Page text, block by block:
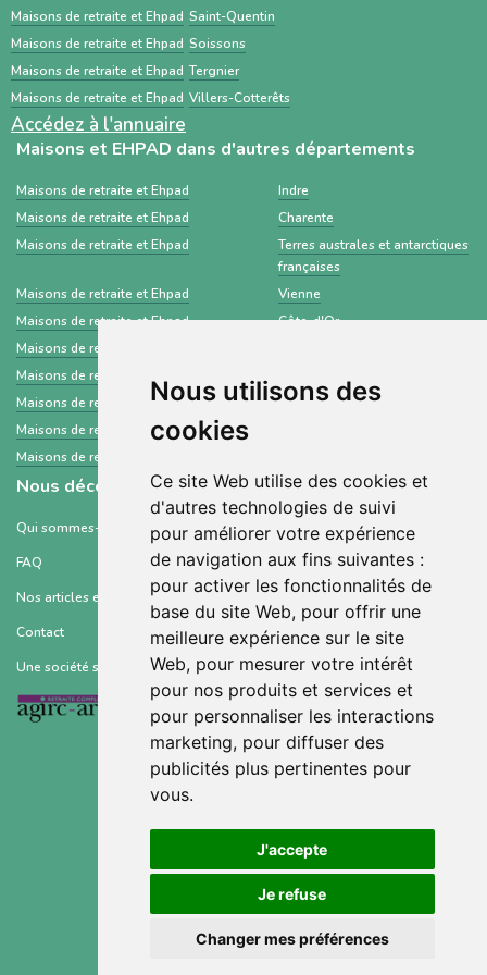
Nous utilisons des
cookies
Ce site Web utilise des cookies et
d'autres technologies de suivi
pour améliorer votre expérience
de navigation aux fins suivantes :
pour activer les fonctionnalités de
base du site Web, pour offrir une
meilleure expérience sur le site
Web, pour mesurer votre intérêt
pour nos produits et services et
pour personnaliser les interactions
marketing, pour diffuser des
publicités plus pertinentes pour
vous.
J'accepte
Je refuse
Changer mes préférences
standardisé.
Maisons de retraite et Ehpad Saint-Quentin
Maisons de retraite et Ehpad Soissons
Maisons de retraite et Ehpad Tergnier
Maisons de retraite et Ehpad Villers-Cotterêts
Accédez à l'annuaire
Maisons et EHPAD dans d'autres départements
Maisons de retraite et Ehpad
Indre
Maisons de retraite et Ehpad
Charente
Maisons de retraite et Ehpad
Terres australes et antarctiques
françaises
Maisons de retraite et Ehpad
Vienne
Maisons de retraite et Ehpad
Côte-d'Or
Maisons de retraite et Ehpad
Maisons de retraite et Ehpad
Maisons de retraite et Ehpad
Eure-et-Loir
Maisons de retraite et Ehpad
Maisons de retraite et Ehpad
Nous découvrir
Qui sommes-nous ?
FAQ
Nos articles et ressources
Contact
Une société soutenue par :
Conditions générales d’utilisation
Mentions légales
Gestion des cookies